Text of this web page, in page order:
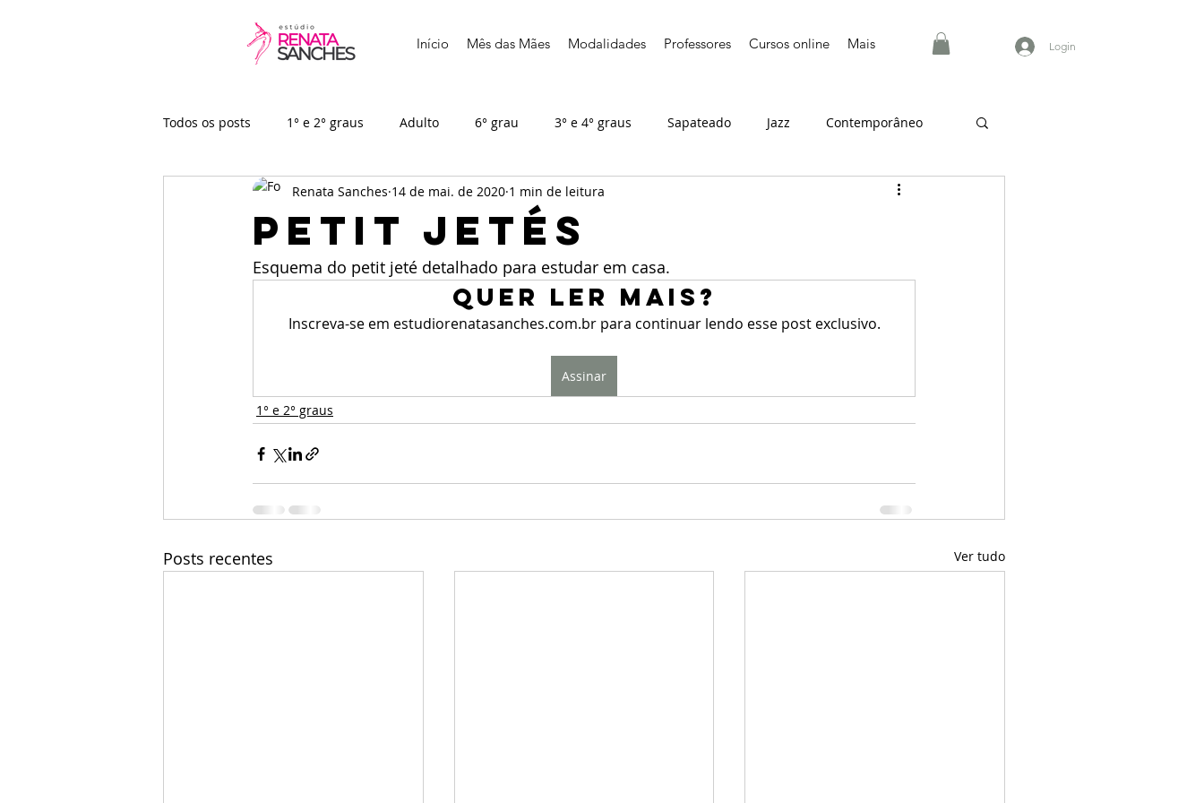
Início Mês das Mães Modalidades Professores Cursos online Mais Login
Todos os posts 1° e 2° graus Adulto 6° grau 3° e 4° graus Sapateado Jazz Contemporâneo
Vídeo-aulas
Petit jetés
Renata Sanches 14 de mai. de 2020 1 min de leitura
Esquema do petit jeté detalhado para estudar em casa.
Quer ler mais?
Inscreva-se em estudiorenatasanches.com.br para continuar lendo esse post exclusivo.
Assinar
1° e 2° graus
Posts recentes Ver tudo